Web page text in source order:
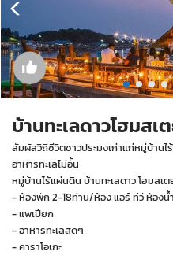
t
i
o
n
บ้านทะเลดาวโฮมสเ
สัมผัสวิถีชีวิตชาวประมงเก่าแก่หมู่บ้านไ
อาหารทะเลไม่อั้น
หมู่บ้านไร้แผ่นดิน บ้านทะเลดาว โฮมสเ
- ห้องพัก 2-18ท่าน/ห้อง แอร์ ทีวี ห้องน้
- แพเปียก
- อาหารทะเลสดๆ
- คาราโอเกะ